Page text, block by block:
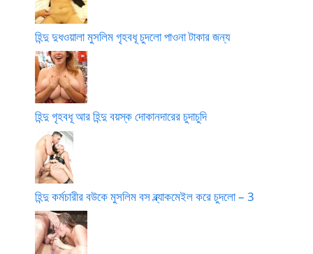
হিন্দু দুধওয়ালা মুসলিম গৃহবধূ চুদলো পাওনা টাকার জন্য
হিন্দু গৃহবধূ আর হিন্দু বয়স্ক দোকানদারের চুদাচুদি
হিন্দু কর্মচারীর বউকে মুসলিম বস ব্ল্যাকমেইল করে চুদলো – 3